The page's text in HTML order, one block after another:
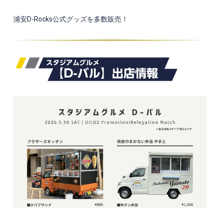
浦安D-Rocks公式グッズを多数販売！